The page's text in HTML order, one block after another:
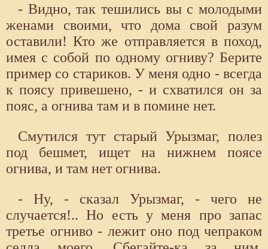
- Видно, так тешились вы с молодыми
женами своими, что дома свой разум
оставили! Кто же отправляется в поход,
имея с собой по одному огниву? Берите
пример со стариков. У меня одно - всегда
к поясу привешено, - и схватился он за
пояс, а огнива там и в помине нет.
Смутился тут старый Урызмаг, полез
под бешмет, ищет на нижнем поясе
огнива, и там нет огнива.
- Ну, - сказал Урызмаг, - чего не
случается!.. Но есть у меня про запас
третье огниво - лежит оно под чепраком